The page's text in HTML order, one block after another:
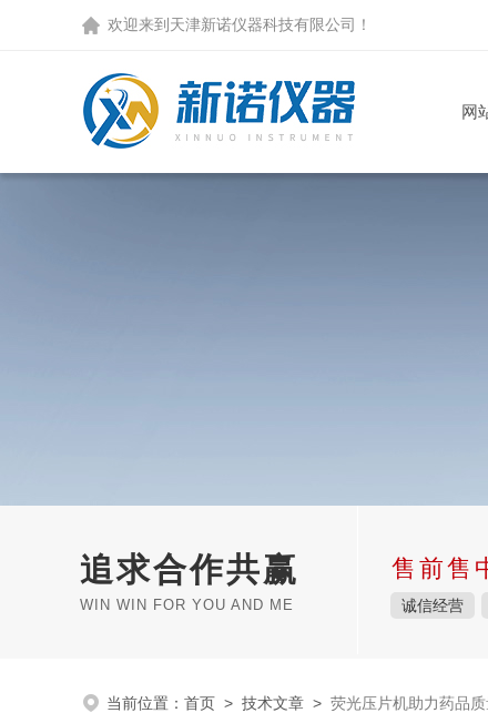
欢迎来到天津新诺仪器科技有限公司！
网
追求合作共赢
WIN WIN FOR YOU AND ME
售前售
诚信经营
当前位置： 首页 > 技术文章 > 荧光压片机助力药品质